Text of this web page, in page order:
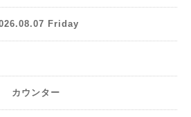
Friday
カウンター